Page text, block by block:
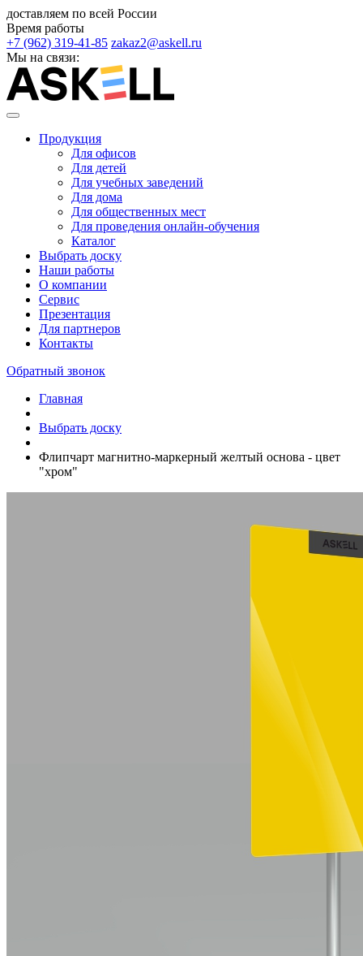
доставляем по всей России
Время работы
+7 (962) 319-41-85 zakaz2@askell.ru
Мы на связи:
Продукция
Для офисов
Для детей
Для учебных заведений
Для дома
Для общественных мест
Для проведения онлайн-обучения
Каталог
Выбрать доску
Наши работы
О компании
Сервис
Презентация
Для партнеров
Контакты
Обратный звонок
Главная
Выбрать доску
Флипчарт магнитно-маркерный желтый основа - цвет
"хром"